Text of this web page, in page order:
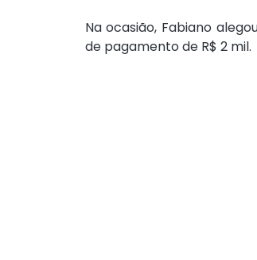
Na ocasião, Fabiano
de pagamento de R$ 2 mil.